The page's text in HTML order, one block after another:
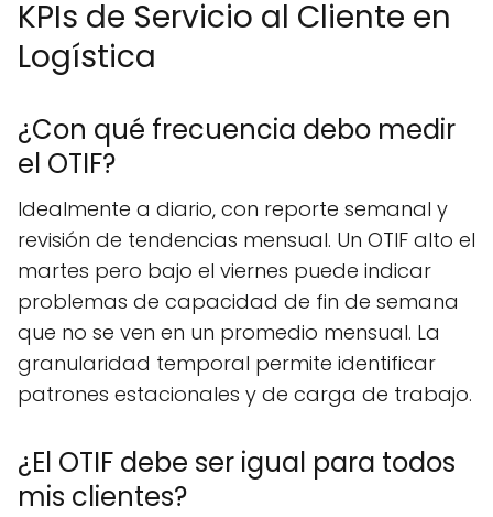
KPIs de Servicio al Cliente en
Logística
¿Con qué frecuencia debo medir
el OTIF?
Idealmente a diario, con reporte semanal y
revisión de tendencias mensual. Un OTIF alto el
martes pero bajo el viernes puede indicar
problemas de capacidad de fin de semana
que no se ven en un promedio mensual. La
granularidad temporal permite identificar
patrones estacionales y de carga de trabajo.
¿El OTIF debe ser igual para todos
mis clientes?